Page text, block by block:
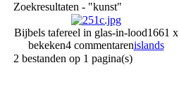
Zoekresultaten - "kunst"
Bijbels tafereel in glas-in-lood1661 x
bekeken4 commentarenislands
2 bestanden op 1 pagina(s)